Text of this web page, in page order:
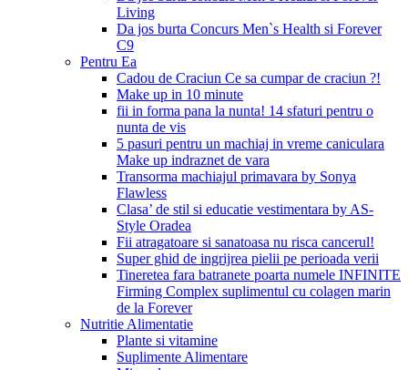
Living
Da jos burta Concurs Men`s Health si Forever
C9
Pentru Ea
Cadou de Craciun Ce sa cumpar de craciun ?!
Make up in 10 minute
fii in forma pana la nunta! 14 sfaturi pentru o
nunta de vis
5 pasuri pentru un machiaj in vreme caniculara
Make up indraznet de vara
Transorma machiajul primavara by Sonya
Flawless
Clasa’ de stil si educatie vestimentara by AS-
Style Oradea
Fii atragatoare si sanatoasa nu risca cancerul!
Super ghid de ingrijrea pielii pe perioada verii
Tineretea fara batranete poarta numele INFINITE
Firming Complex suplimentul cu colagen marin
de la Forever
Nutritie Alimentatie
Plante si vitamine
Suplimente Alimentare